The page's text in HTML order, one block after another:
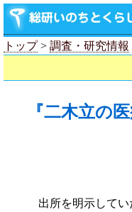
トップ> 調査・研究情報
『二木立の
出所を明示して